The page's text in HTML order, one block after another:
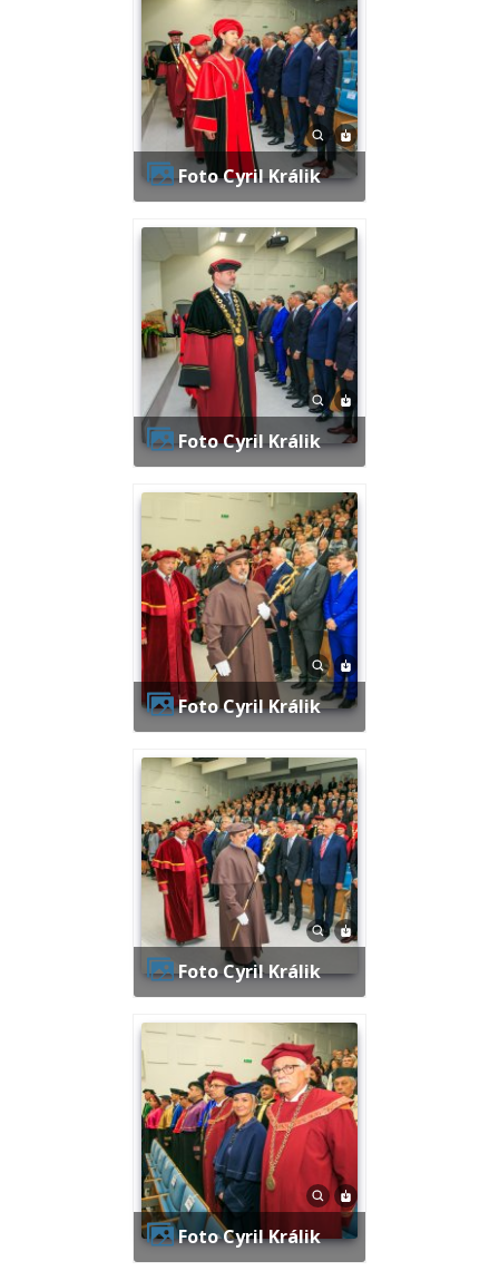
Foto Cyril Králik
Foto Cyril Králik
Foto Cyril Králik
Foto Cyril Králik
Foto Cyril Králik